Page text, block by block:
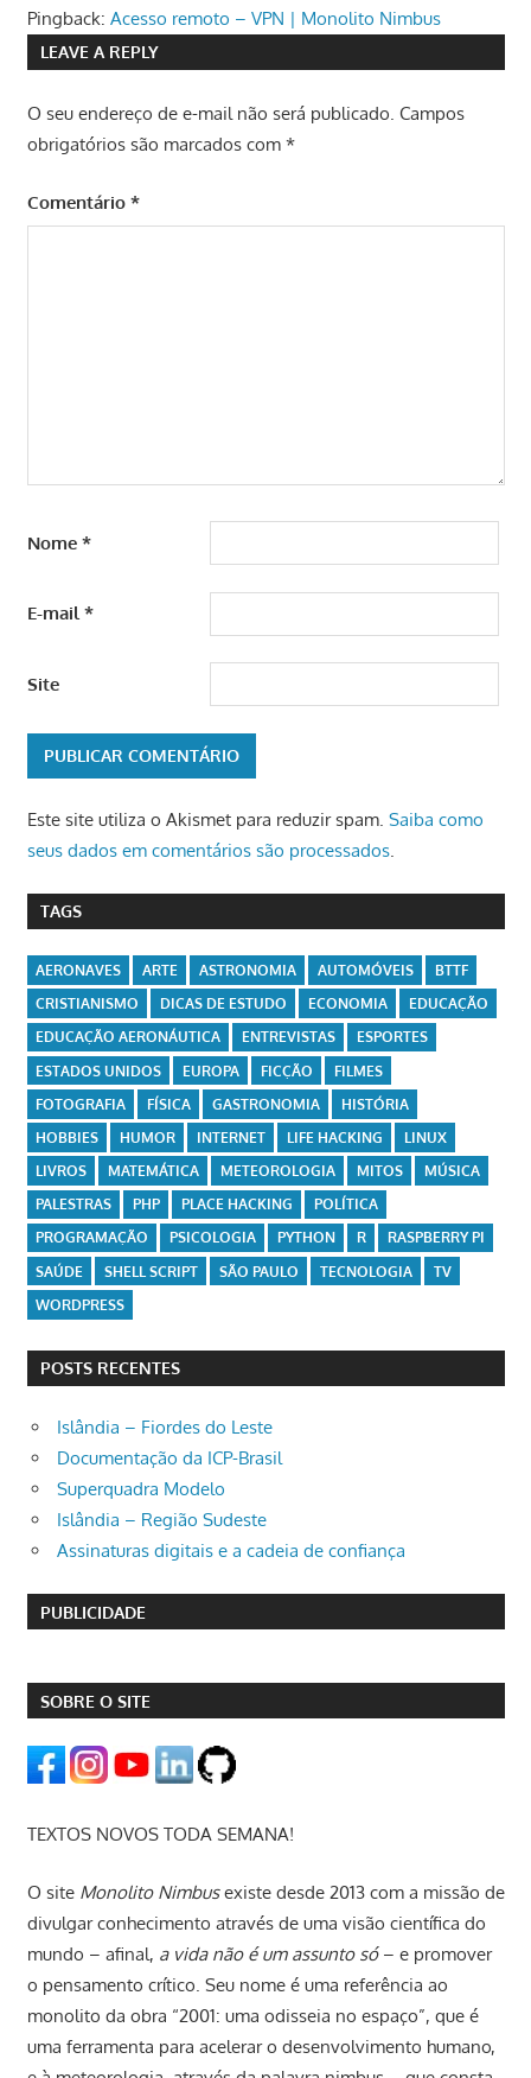
Pingback: Acesso remoto – VPN | Monolito Nimbus
LEAVE A REPLY
O seu endereço de e-mail não será publicado. Campos
obrigatórios são marcados com *
Comentário *
Nome *
E-mail*
Site
Este site utiliza o Akismet para reduzir spam. Saiba como
seus dados em comentários são processados.
TAGS
AERONAVES ARTE ASTRONOMIA AUTOMÓVEIS
BTTF
CRISTIANISMO
DICAS DE ESTUDO ECONOMIA
EDUCAÇÃO
EDUCAÇÃO AERONÁUTICA
ENTREVISTAS
ESPORTES
ESTADOS UNIDOS
EUROPA FICÇÃO
FILMES
FOTOGRAFIA
FÍSICA GASTRONOMIA
HISTÓRIA
HOBBIES
HUMOR INTERNET LIFE HACKING
LINUX
LIVROS
MATEMÁTICA METEOROLOGIA MITOS
MÚSICA
PALESTRAS
PHP PLACE HACKING
POLÍTICA
PROGRAMAÇÃO
PSICOLOGIA PYTHON R
RASPBERRY PI
SAÚDE
SHELL SCRIPT SÃO PAULO TECNOLOGIA
TV
WORDPRESS
POSTS RECENTES
Islândia – Fiordes do Leste
Documentação da ICP-Brasil
Superquadra Modelo
Islândia – Região Sudeste
Assinaturas digitais e a cadeia de confiança
PUBLICIDADE
SOBRE O SITE
TEXTOS NOVOS TODA SEMANA!
O site Monolito Nimbusexiste desde 2013 com a missão de
divulgar conhecimento através de uma visão científica do
mundo – afinal, a vida não é um assunto só– e promover
o pensamento crítico. Seu nome é uma referência ao
monolito da obra “2001: uma odisseia no espaço”, que é
uma ferramenta para acelerar o desenvolvimento humano,